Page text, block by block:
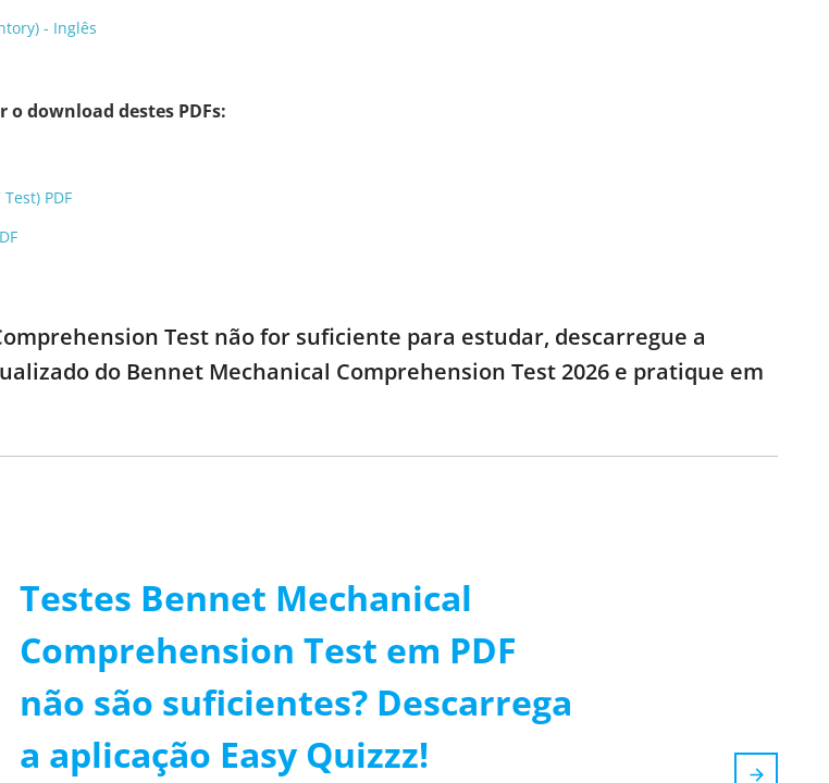
- Inglês
download destes PDFs:
PDF
Test não for suficiente para estudar, descarregue a
do Bennet Mechanical Comprehension Test 2026 e pratique em
Testes Bennet Mechanical
Comprehension Test em PDF
não são suficientes? Descarrega
a aplicação Easy Quizzz!